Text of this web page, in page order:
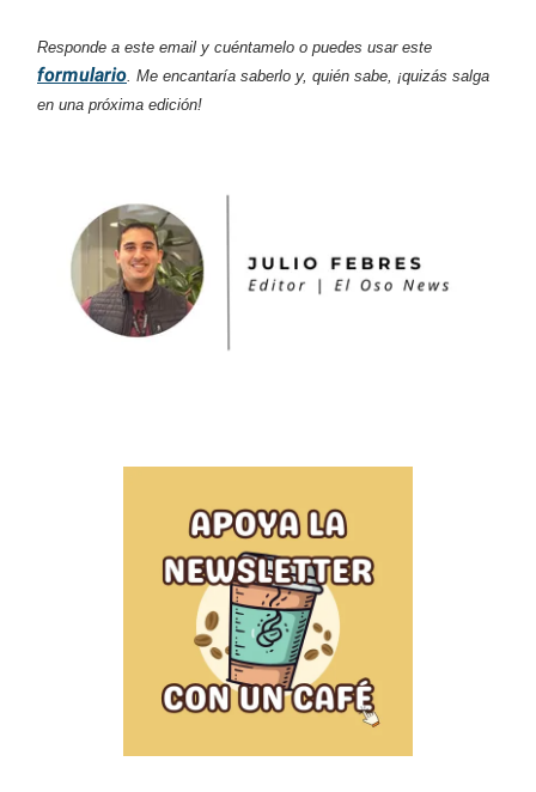
Responde a este email y cuéntamelo o puedes usar este
formulario . Me encantaría saberlo y, quién sabe, ¡quizás salga
en una próxima edición!